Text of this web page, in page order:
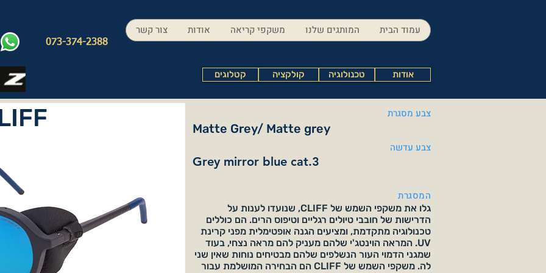
073-374-2388
עמוד הבית המותגים שלנו משקפי קריאה אודות צור קשר
קטלוגים קולקציה טכנולוגיה אודות
צבע מסגרת
Matte Grey/ Matte grey
צבע עדשה
Grey mirror blue cat.3
המסגרת
גלו את משקפי השמש של CLIFF, שנועדו לענות על
הדרישות של חובבי טיולים רגליים וטיפוס הרים. הם כוללים
טכנולוגיה מתקדמת, ומציעים הגנה אופטימלית מפני קרינת
UV. המראה הוינטג'י שלהם מעניק להם מראה נצחי, בעוד
שמגני הדמוי העור הנשלפים שלהם מבטיחים נוחות שאין שני
לה. משקפי השמש של CLIFF הם הבחירה המושלמת עבור